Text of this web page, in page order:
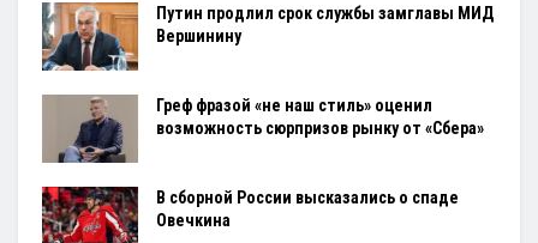
Путин продлил срок службы замглавы МИД
Вершинину
Греф фразой «не наш стиль» оценил
возможность сюрпризов рынку от «Сбера»
В сборной России высказались о спаде
Овечкина